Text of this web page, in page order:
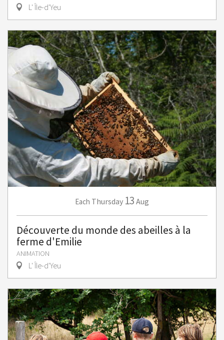
L' Île-d'Yeu
Each Thursday 13 Aug
Découverte du monde des abeilles à la
ferme d'Emilie
ANIMATION
L' Île-d'Yeu